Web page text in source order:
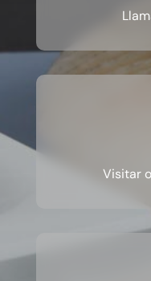
Visitar